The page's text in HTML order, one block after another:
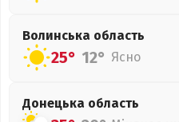
Волинська область
25° 12° Ясно
Донецька область